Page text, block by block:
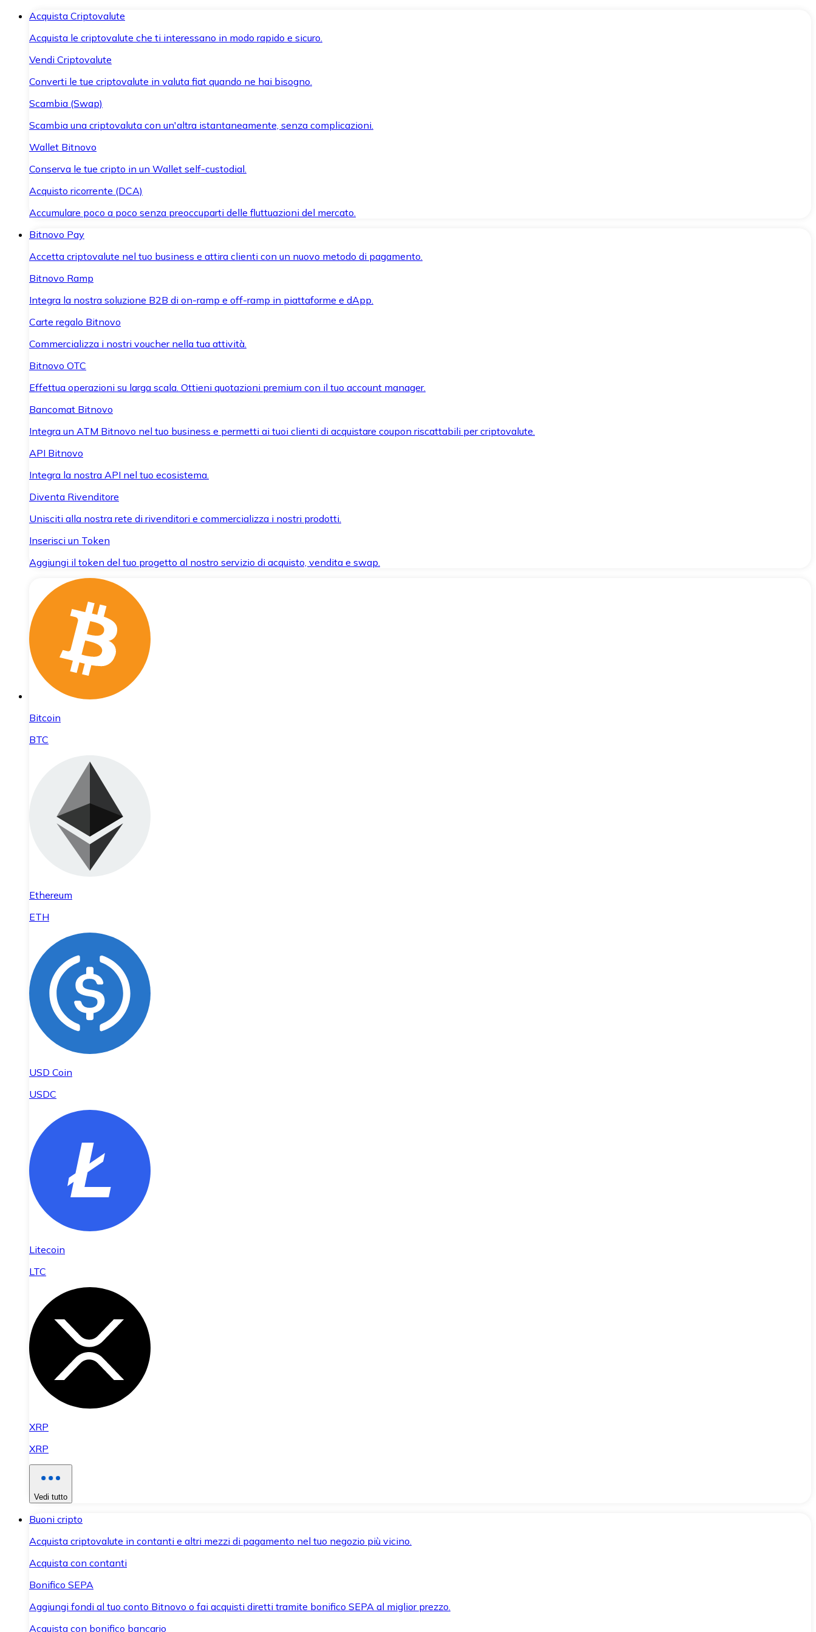
Acquista Criptovalute
Acquista le criptovalute che ti interessano in modo rapido e sicuro.
Vendi Criptovalute
Converti le tue criptovalute in valuta fiat quando ne hai bisogno.
Scambia (Swap)
Scambia una criptovaluta con un'altra istantaneamente, senza complicazioni.
Wallet Bitnovo
Conserva le tue cripto in un Wallet self-custodial.
Acquisto ricorrente (DCA)
Accumulare poco a poco senza preoccuparti delle fluttuazioni del mercato.
Bitnovo Pay
Accetta criptovalute nel tuo business e attira clienti con un nuovo metodo di pagamento.
Bitnovo Ramp
Integra la nostra soluzione B2B di on-ramp e off-ramp in piattaforme e dApp.
Carte regalo Bitnovo
Commercializza i nostri voucher nella tua attività.
Bitnovo OTC
Effettua operazioni su larga scala. Ottieni quotazioni premium con il tuo account manager.
Bancomat Bitnovo
Integra un ATM Bitnovo nel tuo business e permetti ai tuoi clienti di acquistare coupon riscattabili per criptovalute.
API Bitnovo
Integra la nostra API nel tuo ecosistema.
Diventa Rivenditore
Unisciti alla nostra rete di rivenditori e commercializza i nostri prodotti.
Inserisci un Token
Aggiungi il token del tuo progetto al nostro servizio di acquisto, vendita e swap.
Bitcoin
BTC
Ethereum
ETH
USD Coin
USDC
Litecoin
LTC
XRP
XRP
Vedi tutto
Buoni cripto
Acquista criptovalute in contanti e altri mezzi di pagamento nel tuo negozio più vicino.
Acquista con contanti
Bonifico SEPA
Aggiungi fondi al tuo conto Bitnovo o fai acquisti diretti tramite bonifico SEPA al miglior prezzo.
Acquista con bonifico bancario